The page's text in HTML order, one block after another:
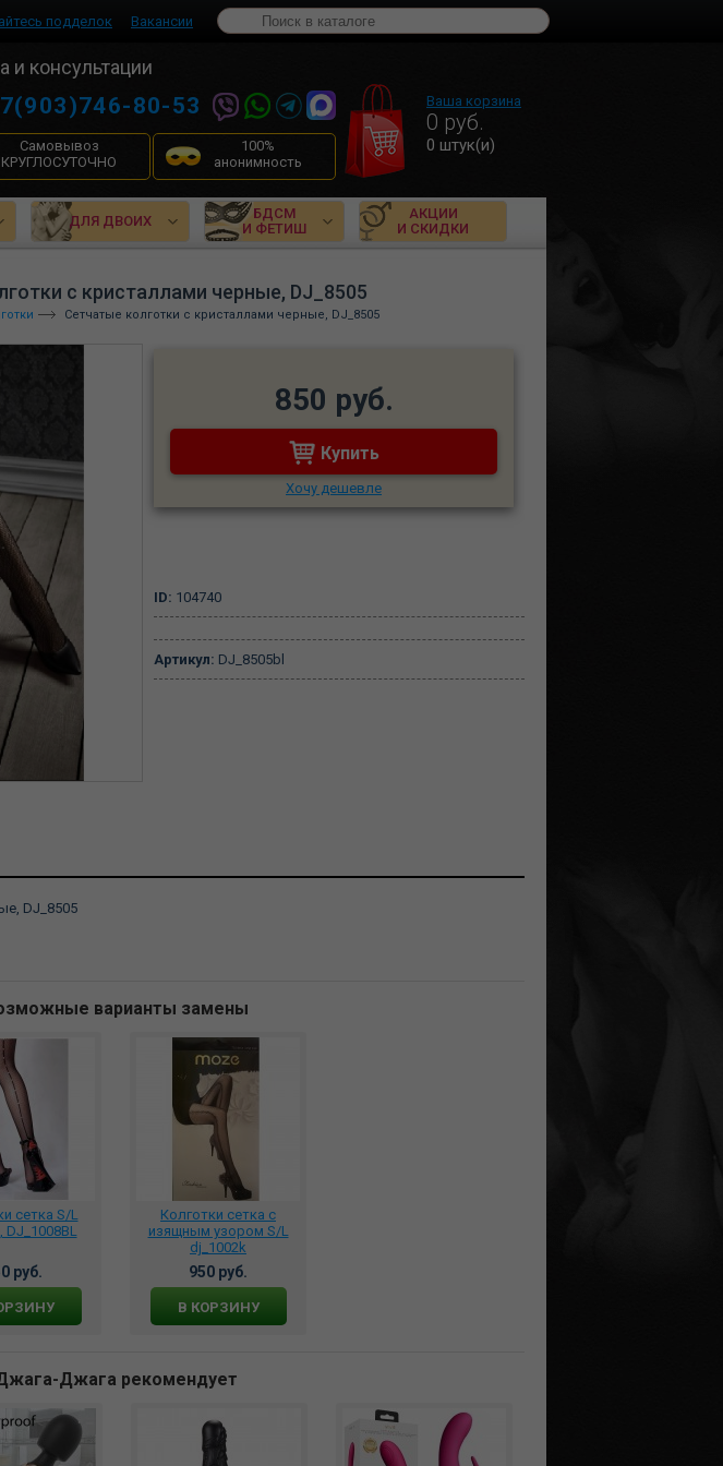
подделок Вакансии
и консультации
80-53
Самовывоз
КРУГЛОСУТОЧНО
100%
анонимность
Ваша корзина
0 руб.
0 штук(и)
ДЛЯ ДВОИХ
БДСМ
И ФЕТИШ
АКЦИИ
И СКИДКИ
с кристаллами черные, DJ_8505
Сетчатые колготки с кристаллами черные, DJ_8505
850 руб.
Купить
Хочу дешевле
ID: 104740
Артикул: DJ_8505bl
DJ_8505
варианты замены
сетка S/L
DJ_1008BL
руб.
Колготки сетка с
изящным узором S/L
dj_1002k
950 руб.
В КОРЗИНУ
Джага рекомендует